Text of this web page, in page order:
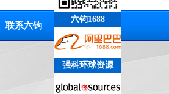
联系六钧
六钧1688
强科环球资源